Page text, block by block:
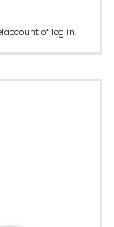
of log in.